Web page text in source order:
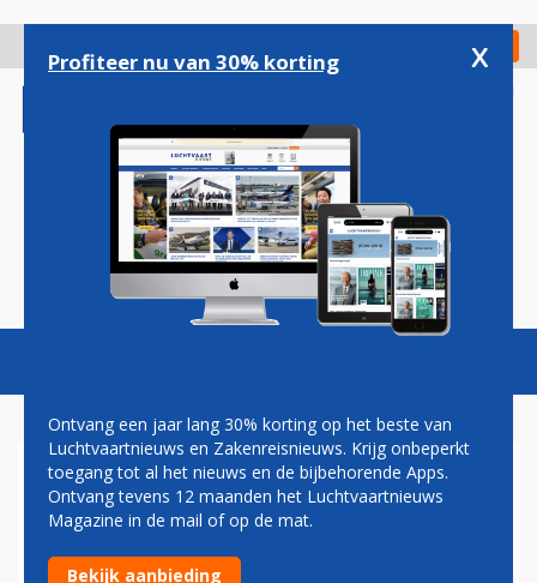
gaan
Check in
Magazine Podcasts Vacatures
PAUL GROVE: LUCHTVAART,
CO2-DOELEN EN DE ZEE
Profiteer nu van 30% korting x
Ontvang een jaar lang 30% korting op het beste van
Luchtvaartnieuws en Zakenreisnieuws. Krijg onbeperkt
toegang tot al het nieuws en de bijbehorende Apps.
Ontvang tevens 12 maanden het Luchtvaartnieuws
Magazine in de mail of op de mat.
Bekijk aanbieding